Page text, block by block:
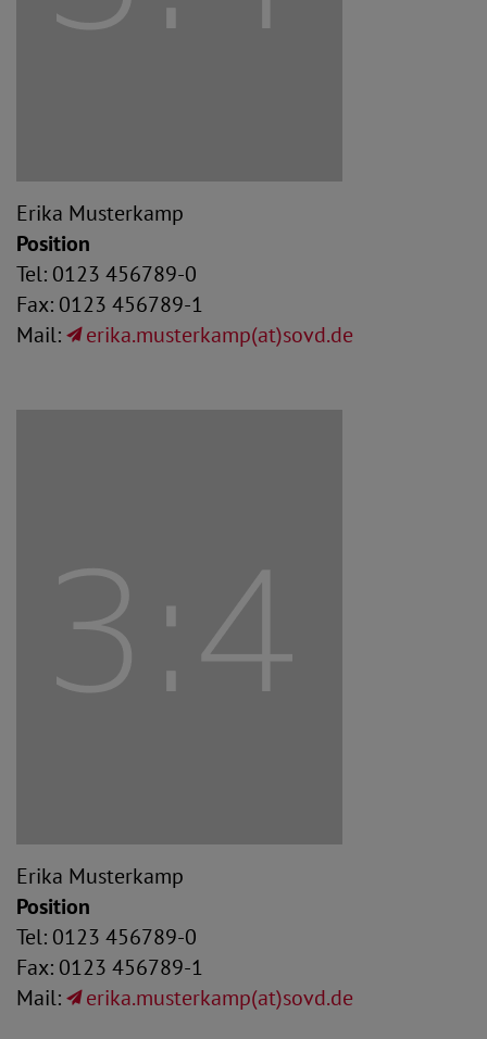
Erika Musterkamp
Position
Tel: 0123 456789-0
Fax: 0123 456789-1
Mail:
erika.musterkamp(at)sovd.de
Erika Musterkamp
Position
Tel: 0123 456789-0
Fax: 0123 456789-1
Mail:
erika.musterkamp(at)sovd.de